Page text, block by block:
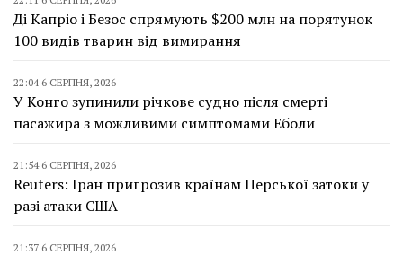
Ді Капріо і Безос спрямують $200 млн на порятунок
100 видів тварин від вимирання
22:04 6 СЕРПНЯ, 2026
У Конго зупинили річкове судно після смерті
пасажира з можливими симптомами Еболи
21:54 6 СЕРПНЯ, 2026
Reuters: Іран пригрозив країнам Перської затоки у
разі атаки США
21:37 6 СЕРПНЯ, 2026